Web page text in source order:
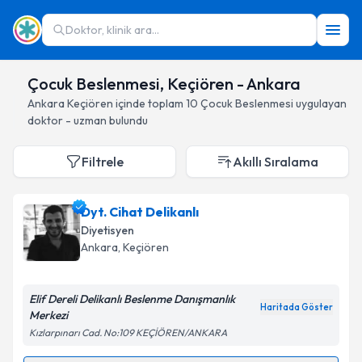
Doktor, klinik ara...
Çocuk Beslenmesi, Keçiören - Ankara
Ankara Keçiören içinde toplam 10 Çocuk Beslenmesi uygulayan
doktor - uzman bulundu
Filtrele Akıllı Sıralama
Dyt. Cihat Delikanlı
Diyetisyen
Ankara, Keçiören
Elif Dereli Delikanlı Beslenme Danışmanlık
Merkezi
Haritada Göster
Kızlarpınarı Cad. No:109 KEÇİÖREN/ANKARA